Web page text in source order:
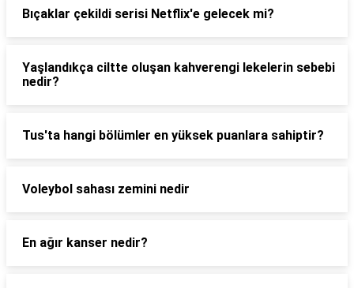
Bıçaklar çekildi serisi Netflix'e gelecek mi?
Yaşlandıkça ciltte oluşan kahverengi lekelerin sebebi
nedir?
Tus'ta hangi bölümler en yüksek puanlara sahiptir?
Voleybol sahası zemini nedir
En ağır kanser nedir?